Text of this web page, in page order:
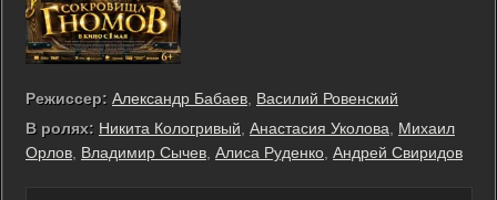
Режиссер: Александр Бабаев Василий Ровенский
В ролях: Никита Кологривый Анастасия Уколова
Михаил
Орлов Владимир Сычев Алиса Руденко Андрей Свиридов